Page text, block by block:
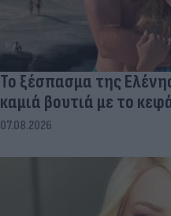
Το ξέσπασμα της
καμιά βουτιά με το
07.08.2026